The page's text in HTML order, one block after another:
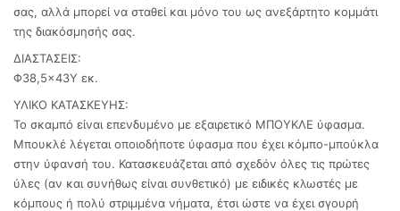
σας, αλλά μπορεί να σταθεί και μόνο του ως ανεξάρτητο κομμάτι
της διακόσμησής σας.
ΔΙΑΣΤΑΣΕΙΣ:
Φ38,5×43Υ εκ.
ΥΛΙΚΟ ΚΑΤΑΣΚΕΥΗΣ:
Το σκαμπό είναι επενδυμένο με εξαιρετικό ΜΠΟΥΚΛΕ ύφασμα.
Μπουκλέ λέγεται οποιοδήποτε ύφασμα που έχει κόμπο-μπούκλα
στην ύφανσή του. Κατασκευάζεται από σχεδόν όλες τις πρώτες
ύλες (αν και συνήθως είναι συνθετικό) με ειδικές κλωστές με
κόμπους ή πολύ στριμμένα νήματα, έτσι ώστε να έχει σγουρή